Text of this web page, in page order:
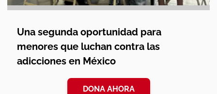
Una segunda oportunidad para
menores que luchan contra las
adicciones en México
DONA AHORA